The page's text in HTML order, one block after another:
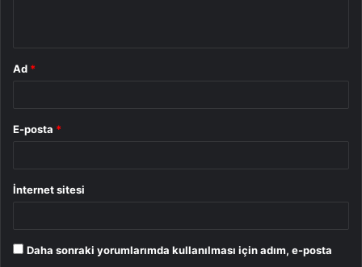
Ad *
E-posta *
İnternet sitesi
Daha sonraki yorumlarımda kullanılması için adım, e-posta